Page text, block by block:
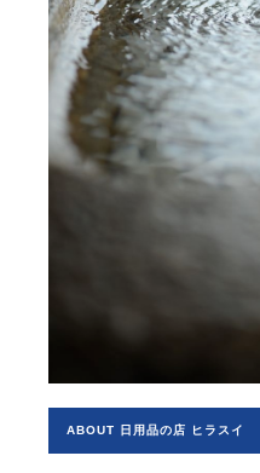
ABOUT 日用品の店 ヒラスイ